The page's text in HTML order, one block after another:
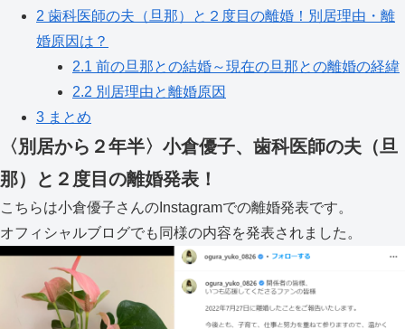
2 歯科医師の夫（旦那）と２度目の離婚！別居理由・離
婚原因は？
2.1 前の旦那との結婚～現在の旦那との離婚の経緯
2.2 別居理由と離婚原因
3 まとめ
〈別居から２年半〉小倉優子、歯科医師の夫（旦
那）と２度目の離婚発表！
こちらは小倉優子さんのInstagramでの離婚発表です。
オフィシャルブログでも同様の内容を発表されました。